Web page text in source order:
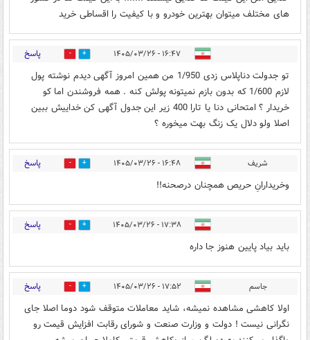
های مختلف میتوان بهترین خودرو و با کیفیت را اقساطی خرید
۱۶:۴۷ - ۱۴۰۵/۰۳/۲۶ 1 پاسخ
تو جدولت دناپلاس زدی 1/950 من همین امروز آگهی دیدم نوشته پول
لازم 1/600 که بدون بازم نمیتونه پولش کنه . همه فروشندن اما کو
خریدار ؟ امتحانی دنا یا تارا 400 زیر این جدول آگهی کن خداییش ببین
اصلا ولو دلال یک زنگ بهت میخوره ؟
شریف ۱۶:۴۸ - ۱۴۰۵/۰۳/۲۶ 0 پاسخ
وخریدارانِ حریص همچنان درصحنه!!
۱۷:۳۸ - ۱۴۰۵/۰۳/۲۶ 1 پاسخ
باید بیاد پایین هنوز جا داره
جاسم ۱۷:۵۲ - ۱۴۰۵/۰۳/۲۶ 0 پاسخ
اولا کاهشی مشاهده نمیشه، شاید معاملات متوقف شود دوما اصلا جای
نگرانی نیست ! دولت و وزارت صنعت و شورای رقابت افزایش قیمت رو